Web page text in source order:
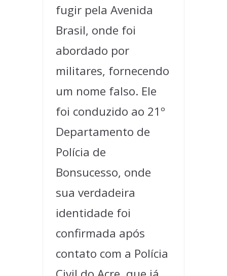
fugir pela Avenida
Brasil, onde foi
abordado por
militares, fornecendo
um nome falso. Ele
foi conduzido ao 21º
Departamento de
Polícia de
Bonsucesso, onde
sua verdadeira
identidade foi
confirmada após
contato com a Polícia